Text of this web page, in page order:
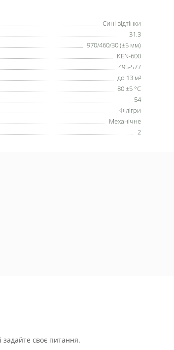
Сині відтінки
31.3
970/460/30 (±5 мм)
KEN-600
495-577
до 13 м²
80 ±5 °С
54
Філігри
Механічне
2
своє питання.